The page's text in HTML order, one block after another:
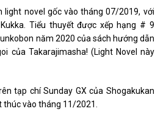
light novel gốc vào tháng 07/2019, với
Tiểu thuyết được xếp hạng # 9
năm 2020 của sách hướng dẫn
của Takarajimasha! (Light Novel này
tạp chí Sunday GX của Shogakukan
vào tháng 11/2021.